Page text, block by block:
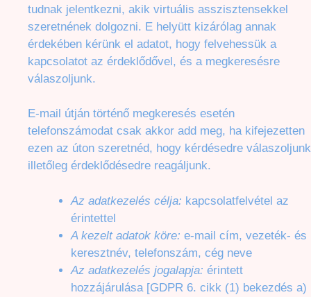
tudnak jelentkezni, akik virtuális asszisztensekkel
szeretnének dolgozni. E helyütt kizárólag annak
érdekében kérünk el adatot, hogy felvehessük a
kapcsolatot az érdeklődővel, és a megkeresésre
válaszoljunk.
E-mail útján történő megkeresés esetén
telefonszámodat csak akkor add meg, ha kifejezetten
ezen az úton szeretnéd, hogy kérdésedre válaszoljunk
illetőleg érdeklődésedre reagáljunk.
Az adatkezelés célja: kapcsolatfelvétel az
érintettel
A kezelt adatok köre: e-mail cím, vezeték- és
keresztnév, telefonszám, cég neve
Az adatkezelés jogalapja: érintett
hozzájárulása [GDPR 6. cikk (1) bekezdés a)